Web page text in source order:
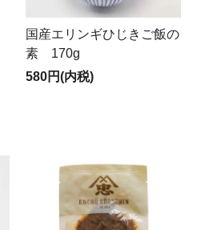
国産エリンギひじきご飯の
素 170g
580円(内税)